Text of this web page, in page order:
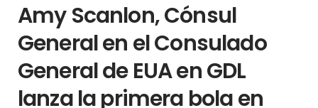
Amy Scanlon, Cónsul
General en el Consulado
General de EUA en GDL
lanza la primera bola en